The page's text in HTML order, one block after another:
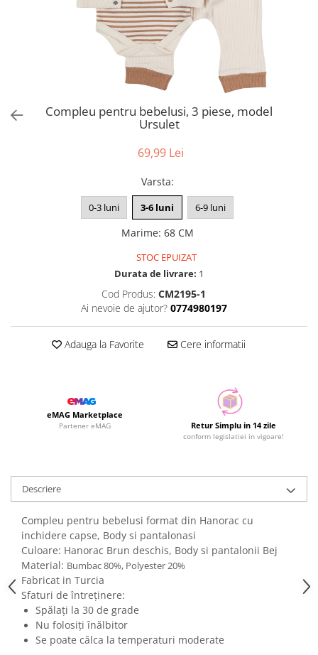
Compleu pentru bebelusi, 3 piese, model
Ursulet
69,99 Lei
Varsta:
0-3 luni 3-6 luni 6-9 luni
Marime: 68 CM
STOC EPUIZAT
Durata de livrare: 1
Cod Produs: CM2195-1
Ai nevoie de ajutor? 0774980197
Adauga la Favorite Cere informatii
eMAG Marketplace
Partener eMAG Retur Simplu in 14 zile
conform legislatiei in vigoare!
Descriere
Compleu pentru bebelusi format din Hanorac cu
inchidere capse, Body si pantalonasi
Culoare: Hanorac Brun deschis, Body si pantalonii Bej
Material: Bumbac 80%, Polyester 20%
Fabricat in Turcia
Sfaturi de întreținere:
Spălați la 30 de grade
Nu folosiți înălbitor
Se poate călca la temperaturi moderate